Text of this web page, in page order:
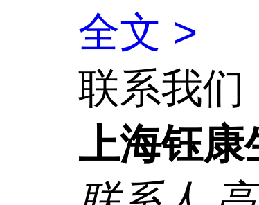
全文 >
联系我们
上海钰康